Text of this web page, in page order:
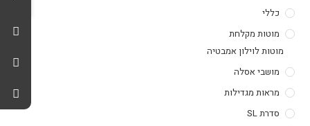
כללי
מוטות מקלחת
מוטות לוילון אמבטיה
מושבי אסלה
מראות מגדילות
סדרת SL